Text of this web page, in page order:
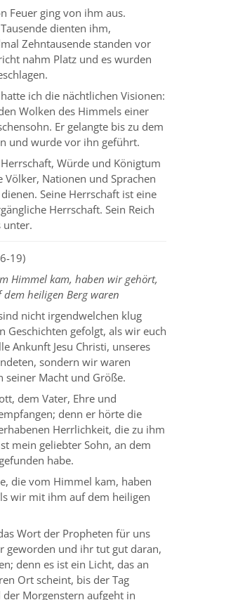
Feuer ging von ihm aus.
dienten ihm,
Zehntausende standen vor
nahm Platz und es wurden
ich die nächtlichen Visionen:
Wolken des Himmels einer
Er gelangte bis zu dem
und wurde vor ihn geführt.
Würde und Königtum
Völker, Nationen und Sprachen
Seine Herrschaft ist eine
Herrschaft. Sein Reich
unter.
19)
Himmel kam, haben wir gehört,
heiligen Berg waren
nicht irgendwelchen klug
Geschichten gefolgt, als wir euch
Ankunft Jesu Christi, unseres
sondern wir waren
seiner Macht und Größe.
dem Vater, Ehre und
denn er hörte die
Herrlichkeit, die zu ihm
mein geliebter Sohn, an dem
habe.
die vom Himmel kam, haben
wir mit ihm auf dem heiligen
Wort der Propheten für uns
geworden und ihr tut gut daran,
denn es ist ein Licht, das an
Ort scheint, bis der Tag
Morgenstern aufgeht in